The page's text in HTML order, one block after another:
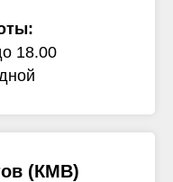
18.00
(КМВ)